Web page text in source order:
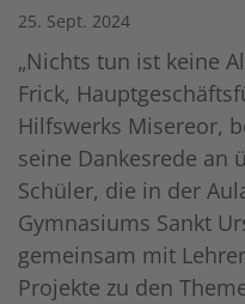
25. Sept. 2024
„Nichts tun ist keine
Frick,
Hilfswerks Misereor,
seine Dankesrede an
Schüler, die in der
Gymnasiums Sankt
gemeinsam mit
Projekte zu den